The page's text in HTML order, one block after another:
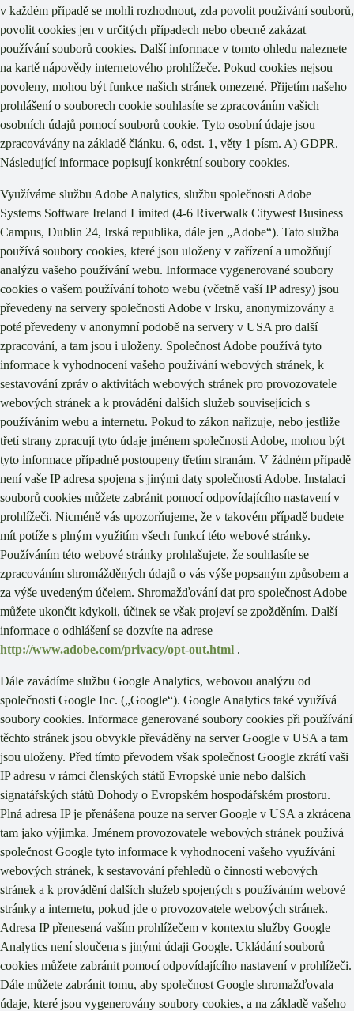
v každém případě se mohli rozhodnout, zda povolit používání souborů,
povolit cookies jen v určitých případech nebo obecně zakázat
používání souborů cookies. Další informace v tomto ohledu naleznete
na kartě nápovědy internetového prohlížeče. Pokud cookies nejsou
povoleny, mohou být funkce našich stránek omezené. Přijetím našeho
prohlášení o souborech cookie souhlasíte se zpracováním vašich
osobních údajů pomocí souborů cookie. Tyto osobní údaje jsou
zpracovávány na základě článku. 6, odst. 1, věty 1 písm. A) GDPR.
Následující informace popisují konkrétní soubory cookies.
Využíváme službu Adobe Analytics, službu společnosti Adobe
Systems Software Ireland Limited (4-6 Riverwalk Citywest Business
Campus, Dublin 24, Irská republika, dále jen „Adobe“). Tato služba
používá soubory cookies, které jsou uloženy v zařízení a umožňují
analýzu vašeho používání webu. Informace vygenerované soubory
cookies o vašem používání tohoto webu (včetně vaší IP adresy) jsou
převedeny na servery společnosti Adobe v Irsku, anonymizovány a
poté převedeny v anonymní podobě na servery v USA pro další
zpracování, a tam jsou i uloženy. Společnost Adobe používá tyto
informace k vyhodnocení vašeho používání webových stránek, k
sestavování zpráv o aktivitách webových stránek pro provozovatele
webových stránek a k provádění dalších služeb souvisejících s
používáním webu a internetu. Pokud to zákon nařizuje, nebo jestliže
třetí strany zpracují tyto údaje jménem společnosti Adobe, mohou být
tyto informace případně postoupeny třetím stranám. V žádném případě
není vaše IP adresa spojena s jinými daty společnosti Adobe. Instalaci
souborů cookies můžete zabránit pomocí odpovídajícího nastavení v
prohlížeči. Nicméně vás upozorňujeme, že v takovém případě budete
mít potíže s plným využitím všech funkcí této webové stránky.
Používáním této webové stránky prohlašujete, že souhlasíte se
zpracováním shromážděných údajů o vás výše popsaným způsobem a
za výše uvedeným účelem. Shromažďování dat pro společnost Adobe
můžete ukončit kdykoli, účinek se však projeví se zpožděním. Další
informace o odhlášení se dozvíte na adrese
http://www.adobe.com/privacy/opt-out.html .
Dále zavádíme službu Google Analytics, webovou analýzu od
společnosti Google Inc. („Google“). Google Analytics také využívá
soubory cookies. Informace generované soubory cookies při používání
těchto stránek jsou obvykle převáděny na server Google v USA a tam
jsou uloženy. Před tímto převodem však společnost Google zkrátí vaši
IP adresu v rámci členských států Evropské unie nebo dalších
signatářských států Dohody o Evropském hospodářském prostoru.
Plná adresa IP je přenášena pouze na server Google v USA a zkrácena
tam jako výjimka. Jménem provozovatele webových stránek používá
společnost Google tyto informace k vyhodnocení vašeho využívání
webových stránek, k sestavování přehledů o činnosti webových
stránek a k provádění dalších služeb spojených s používáním webové
stránky a internetu, pokud jde o provozovatele webových stránek.
Adresa IP přenesená vaším prohlížečem v kontextu služby Google
Analytics není sloučena s jinými údaji Google. Ukládání souborů
cookies můžete zabránit pomocí odpovídajícího nastavení v prohlížeči.
Dále můžete zabránit tomu, aby společnost Google shromažďovala
údaje, které jsou vygenerovány soubory cookies, a na základě vašeho